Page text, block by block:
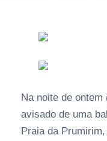
Na noite de
avisado de uma
Praia da